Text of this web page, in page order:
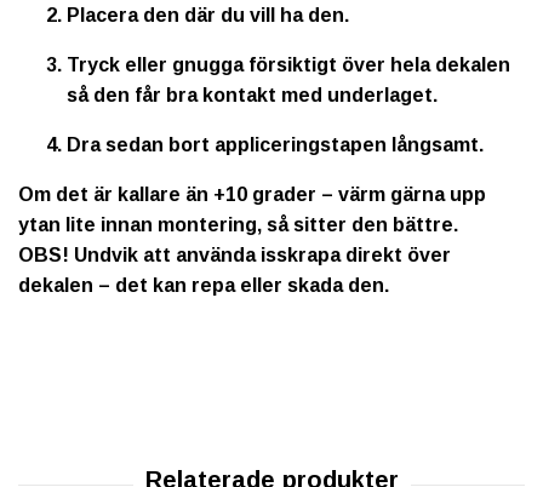
Placera den där du vill ha den.
Tryck eller gnugga försiktigt över hela dekalen
så den får bra kontakt med underlaget.
Dra sedan bort appliceringstapen långsamt.
Om det är kallare än +10 grader – värm gärna upp
ytan lite innan montering, så sitter den bättre.
OBS! Undvik att använda isskrapa direkt över
dekalen – det kan repa eller skada den.